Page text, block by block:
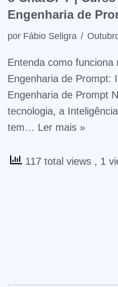
Engenharia de
por Fábio Seligra
Entenda como funciona
Engenharia de Prompt:
Engenharia de Prompt
tecnologia, a
tem… Ler mais »
117 total views , 1